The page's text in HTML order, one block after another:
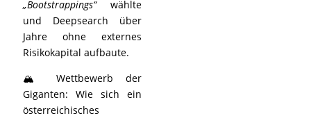
„Bootstrappings“wählte
und Deepsearch über
Jahre ohne externes
Risikokapital aufbaute.
🏔️ Wettbewerb der
Giganten: Wie sich ein
österreichisches